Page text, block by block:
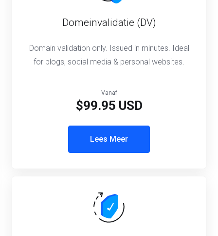
Domeinvalidatie (DV)
Domain validation only. Issued in minutes. Ideal
for blogs, social media & personal websites.
Vanaf
$99.95 USD
Lees Meer